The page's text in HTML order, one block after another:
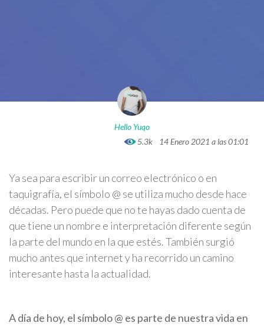
Hello Yuqo
5.3k
14 Enero 2021 a las 01:01
Ya sea para escribir un correo electrónico o en
taquigrafía, el símbolo @ se utiliza mucho desde hace
décadas. Pero puede que no te hayas dado cuenta de
que tiene un nombre e interpretación diferente según
la parte del mundo en la que estés. También surgió
mucho antes que internet y ha recorrido un camino
interesante hasta la actualidad.
A día de hoy, el símbolo @ es parte de nuestra vida en